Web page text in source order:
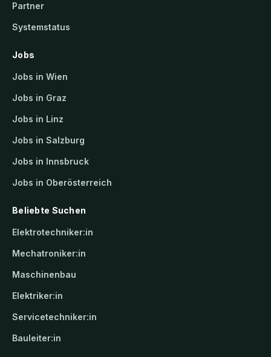
Partner
Systemstatus
Jobs
Jobs in Wien
Jobs in Graz
Jobs in Linz
Jobs in Salzburg
Jobs in Innsbruck
Jobs in Oberösterreich
Beliebte Suchen
Elektrotechniker:in
Mechatroniker:in
Maschinenbau
Elektriker:in
Servicetechniker:in
Bauleiter:in